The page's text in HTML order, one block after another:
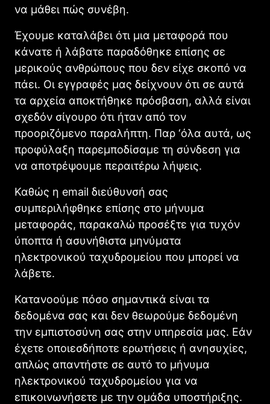
να μάθει πώς συνέβη.
Έχουμε καταλάβει ότι μια μεταφορά που
κάνατε ή λάβατε παραδόθηκε επίσης σε
μερικούς ανθρώπους που δεν είχε σκοπό να
πάει. Οι εγγραφές μας δείχνουν ότι σε αυτά
τα αρχεία αποκτήθηκε πρόσβαση, αλλά είναι
σχεδόν σίγουρο ότι ήταν από τον
προοριζόμενο παραλήπτη. Παρ ‘όλα αυτά, ως
προφύλαξη παρεμποδίσαμε τη σύνδεση για
να αποτρέψουμε περαιτέρω λήψεις.
Καθώς η email διεύθυνσή σας
συμπεριλήφθηκε επίσης στο μήνυμα
μεταφοράς, παρακαλώ προσέξτε για τυχόν
ύποπτα ή ασυνήθιστα μηνύματα
ηλεκτρονικού ταχυδρομείου που μπορεί να
λάβετε.
Κατανοούμε πόσο σημαντικά είναι τα
δεδομένα σας και δεν θεωρούμε δεδομένη
την εμπιστοσύνη σας στην υπηρεσία μας. Εάν
έχετε οποιεσδήποτε ερωτήσεις ή ανησυχίες,
απλώς απαντήστε σε αυτό το μήνυμα
ηλεκτρονικού ταχυδρομείου για να
επικοινωνήσετε με την ομάδα υποστήριξης.